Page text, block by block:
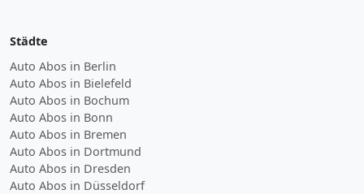
Städte
Auto Abos in Berlin
Auto Abos in Bielefeld
Auto Abos in Bochum
Auto Abos in Bonn
Auto Abos in Bremen
Auto Abos in Dortmund
Auto Abos in Dresden
Auto Abos in Düsseldorf